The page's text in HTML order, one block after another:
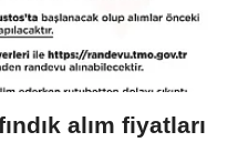
alım fiyatları